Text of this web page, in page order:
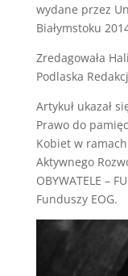
wydane przez
Białymstoku
Zredagowała
Podlaska
Artykuł ukazał
Prawo do
Kobiet w
Aktywnego
OBYWATELE –
Funduszy EOG.